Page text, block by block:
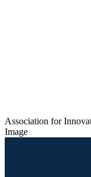
Association for
Image